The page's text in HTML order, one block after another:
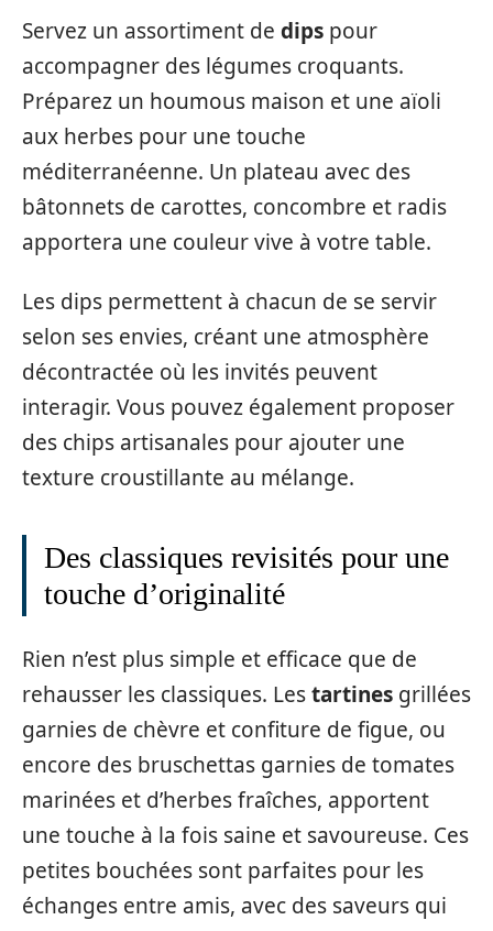
Servez un assortiment de dips pour
accompagner des légumes croquants.
Préparez un houmous maison et une aïoli
aux herbes pour une touche
méditerranéenne. Un plateau avec des
bâtonnets de carottes, concombre et radis
apportera une couleur vive à votre table.
Les dips permettent à chacun de se servir
selon ses envies, créant une atmosphère
décontractée où les invités peuvent
interagir. Vous pouvez également proposer
des chips artisanales pour ajouter une
texture croustillante au mélange.
Des classiques revisités pour une
touche d’originalité
Rien n’est plus simple et efficace que de
rehausser les classiques. Lestartines grillées
garnies de chèvre et confiture de figue, ou
encore des bruschettas garnies de tomates
marinées et d’herbes fraîches, apportent
une touche à la fois saine et savoureuse. Ces
petites bouchées sont parfaites pour les
échanges entre amis, avec des saveurs qui